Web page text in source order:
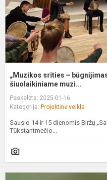
„Muzikos srities –
šiuolaikiniame muzi...
Paskelbta: 2025-01-16
Kategorija: Projektinė veikla
Sausio 14 ir 15 dienomis Biržų
Tūkstantmečio...